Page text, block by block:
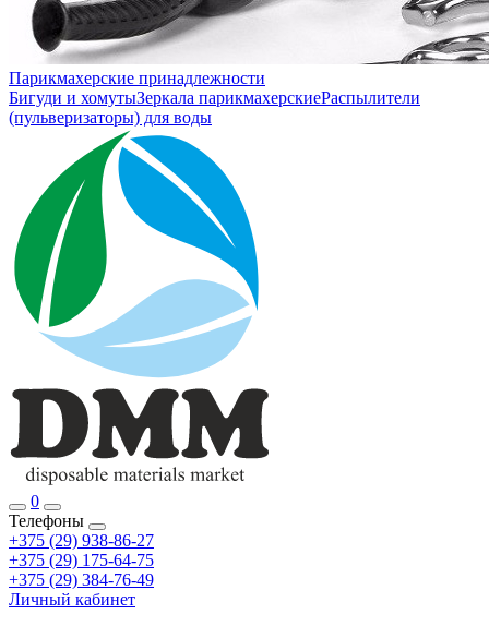
Парикмахерские принадлежности
Бигуди и хомутыЗеркала парикмахерскиеРаспылители
(пульверизаторы) для воды
0
Телефоны
+375 (29) 938-86-27
+375 (29) 175-64-75
+375 (29) 384-76-49
Личный кабинет